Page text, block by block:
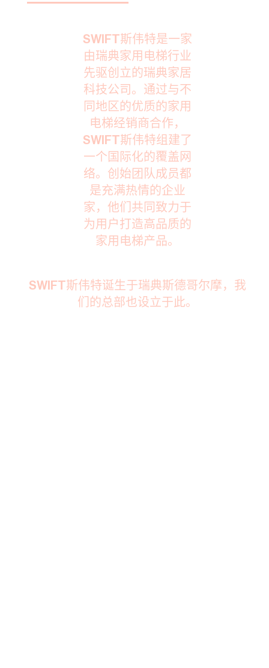
SWIFT斯伟特是一家
由瑞典家用电梯行业
先驱创立的瑞典家居
科技公司。通过与不
同地区的优质的家用
电梯经销商合作，
SWIFT斯伟特组建了
一个国际化的覆盖网
络。创始团队成员都
是充满热情的企业
家，他们共同致力于
为用户打造高品质的
家用电梯产品。
SWIFT斯伟特诞生于瑞典斯德哥尔摩，我
们的总部也设立于此。